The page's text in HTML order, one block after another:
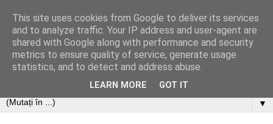
▼
This site uses cookies from Google to deliver its services
and to analyze traffic. Your IP address and user-agent are
shared with Google along with performance and security
metrics to ensure quality of service, generate usage
statistics, and to detect and address abuse.
LEARN MORE GOT IT